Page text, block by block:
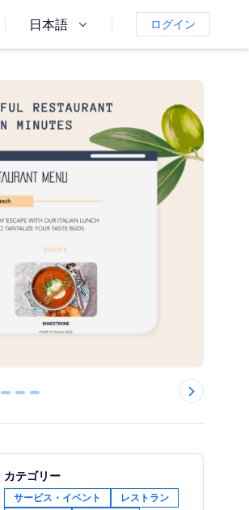
日本語 ログイン
1 2 3
カテゴリー
サービス・イベント
レストラン